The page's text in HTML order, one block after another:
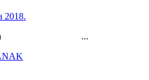
2018.
...